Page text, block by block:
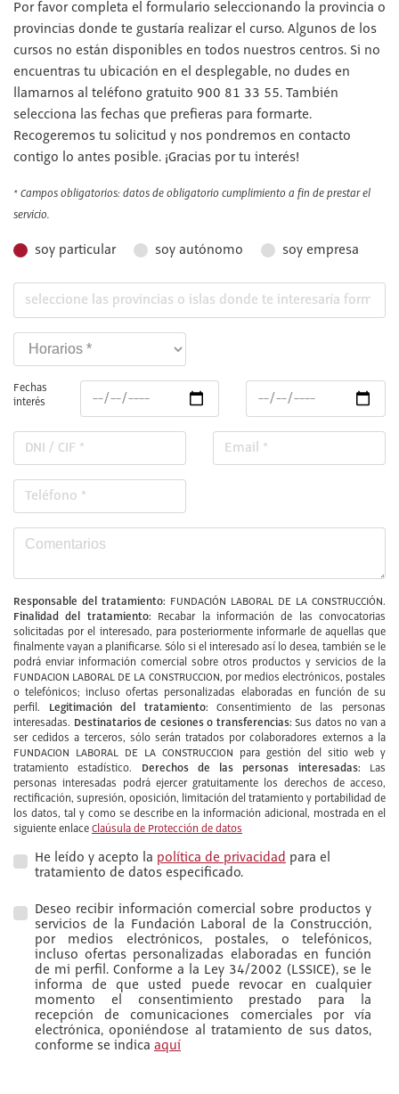
Por favor completa el formulario seleccionando la provincia o
provincias donde te gustaría realizar el curso. Algunos de los
cursos no están disponibles en todos nuestros centros. Si no
encuentras tu ubicación en el desplegable, no dudes en
llamarnos al teléfono gratuito 900 81 33 55. También
selecciona las fechas que prefieras para formarte.
Recogeremos tu solicitud y nos pondremos en contacto
contigo lo antes posible. ¡Gracias por tu interés!
* Campos obligatorios: datos de obligatorio cumplimiento a fin de prestar el
servicio.
soy particular soy autónomo soy empresa
Fechas
interés
Responsable del tratamiento: FUNDACIÓN LABORAL DE LA CONSTRUCCIÓN.
Finalidad del tratamiento: Recabar la información de las convocatorias
solicitadas por el interesado, para posteriormente informarle de aquellas que
finalmente vayan a planificarse. Sólo si el interesado así lo desea, también se le
podrá enviar información comercial sobre otros productos y servicios de la
FUNDACION LABORAL DE LA CONSTRUCCION, por medios electrónicos, postales
o telefónicos; incluso ofertas personalizadas elaboradas en función de su
perfil.
Legitimación del tratamiento: Consentimiento de las personas
interesadas. Destinatarios de cesiones o transferencias: Sus datos no van a
ser cedidos a terceros, sólo serán tratados por colaboradores externos a la
FUNDACION LABORAL DE LA CONSTRUCCION para gestión del sitio web y
tratamiento estadístico.
Derechos de las personas interesadas: Las
personas interesadas podrá ejercer gratuitamente los derechos de acceso,
rectificación, supresión, oposición, limitación del tratamiento y portabilidad de
los datos, tal y como se describe en la información adicional, mostrada en el
siguiente enlace Claúsula de Protección de datos
He leído y acepto la política de privacidad para el
tratamiento de datos especificado.
Deseo recibir información comercial sobre productos y
servicios de la Fundación Laboral de la Construcción,
por medios electrónicos, postales, o telefónicos,
incluso ofertas personalizadas elaboradas en función
de mi perfil. Conforme a la Ley 34/2002 (LSSICE), se le
informa de que usted puede revocar en cualquier
momento el consentimiento prestado para la
recepción de comunicaciones comerciales por vía
electrónica, oponiéndose al tratamiento de sus datos,
conforme se indica aquí